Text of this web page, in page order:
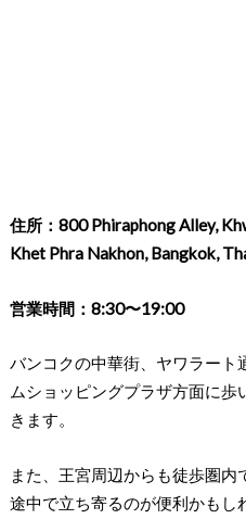
住所：800 Phiraphong Alley,
Khet Phra Nakhon, Bangkok,
営業時間：8:30〜19:00
バンコクの中華街、ヤワラート
ムショッピングプラザ方面に
きます。
また、王宮周辺からも徒歩圏
途中で立ち寄るのが便利かもし